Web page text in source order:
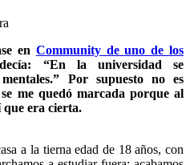
en Community de uno de los
“En la universidad se
Por supuesto no es
me quedó marcada porque al
era cierta.
a la tierna edad de 18 años, con